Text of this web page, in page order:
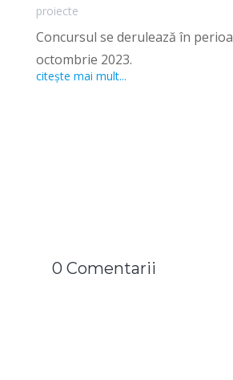
proiecte
Concursul se derulează în
octombrie 2023.
citește mai mult...
0 Comentarii